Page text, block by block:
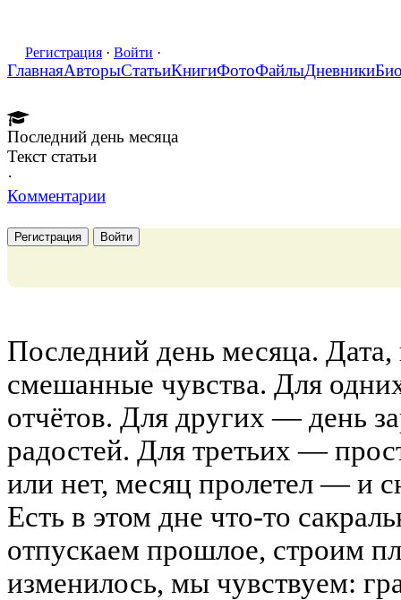
Регистрация · Войти ·
ГлавнаяАвторыСтатьиКнигиФотоФайлыДневники
Последний день месяца
Текст статьи
·
Комментарии
Регистрация Войти
Последний день месяца. Дата,
смешанные чувства. Для
отчётов. Для других — день
радостей. Для третьих —
или нет, месяц пролетел — и
Есть в этом дне что-то
отпускаем прошлое, строим
изменилось, мы чувствуем: